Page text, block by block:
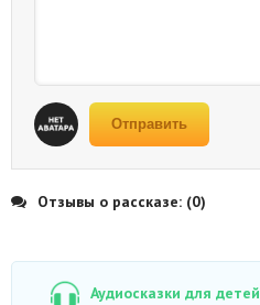
Отправить
Отзывы о рассказе: (0)
Аудиосказки для детей